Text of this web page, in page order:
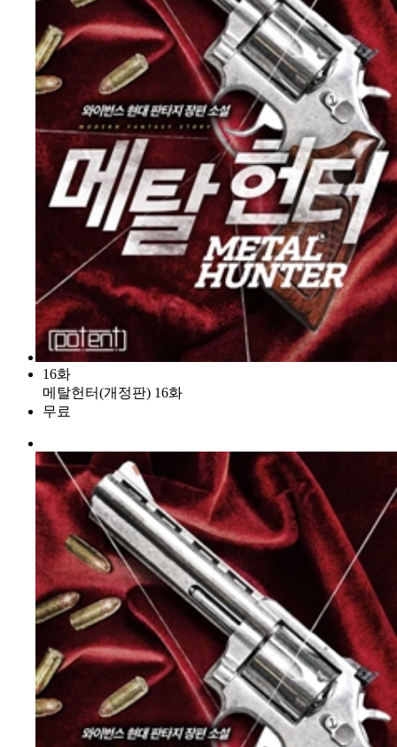
16화
메탈헌터(개정판) 16화
무료